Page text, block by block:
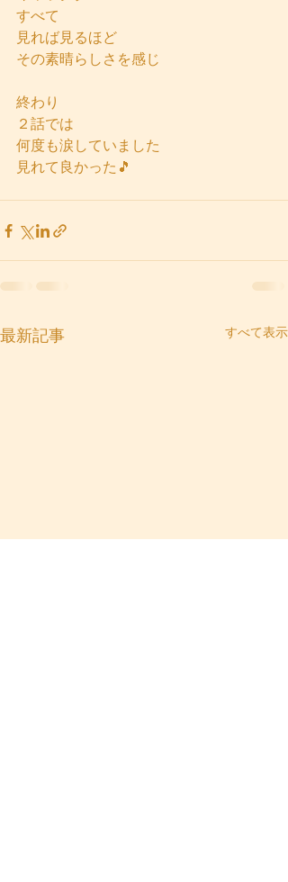
すべて
見れば見るほど
その素晴らしさを感じ
終わり
２話では
何度も涙していました
見れて良かった🎵
最新記事 すべて表示